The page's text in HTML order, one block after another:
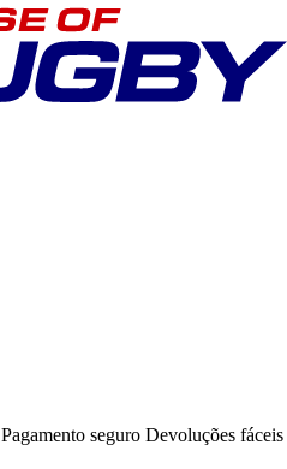
Pagamento seguro Devoluções fáceis